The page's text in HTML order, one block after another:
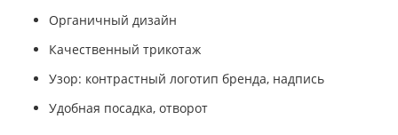
Органичный дизайн
Качественный трикотаж
Узор: контрастный логотип бренда, надпись
Удобная посадка, отворот